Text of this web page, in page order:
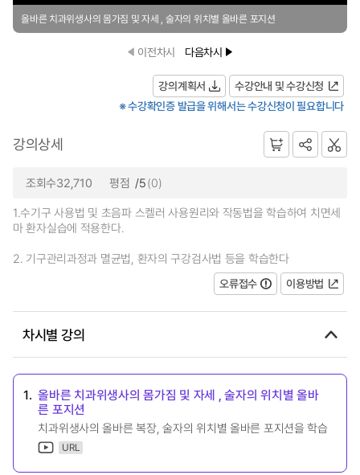
올바른 치과위생사의 몸가짐 및 자세 , 술자의 위치별 올바른 포지션
이전차시 다음차시
강의계획서
수강안내 및 수강신청
※ 수강확인증 발급을 위해서는 수강신청이 필요합니다
강의상세
조회수32,710 평점 /5(0)
1.수기구 사용법 및 초음파 스켈러 사용원리와 작동법을 학습하여 치면세
마 환자실습에 적용한다.
2. 기구관리과정과 멸균법, 환자의 구강검사법 등을 학습한다
오류접수
이용방법
차시별 강의
1. 올바른 치과위생사의 몸가짐 및 자세 , 술자의 위치별 올바
른 포지션
치과위생사의 올바른 복장, 술자의 위치별 올바른 포지션을 학습
URL